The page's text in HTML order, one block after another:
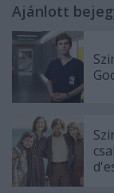
Ajánlott